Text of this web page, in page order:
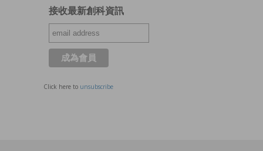
接收最新創科資訊
Click here to unsubscribe